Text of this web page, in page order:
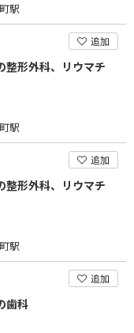
駅
追加
整形外科、リウマチ
駅
追加
整形外科、リウマチ
駅
追加
歯科